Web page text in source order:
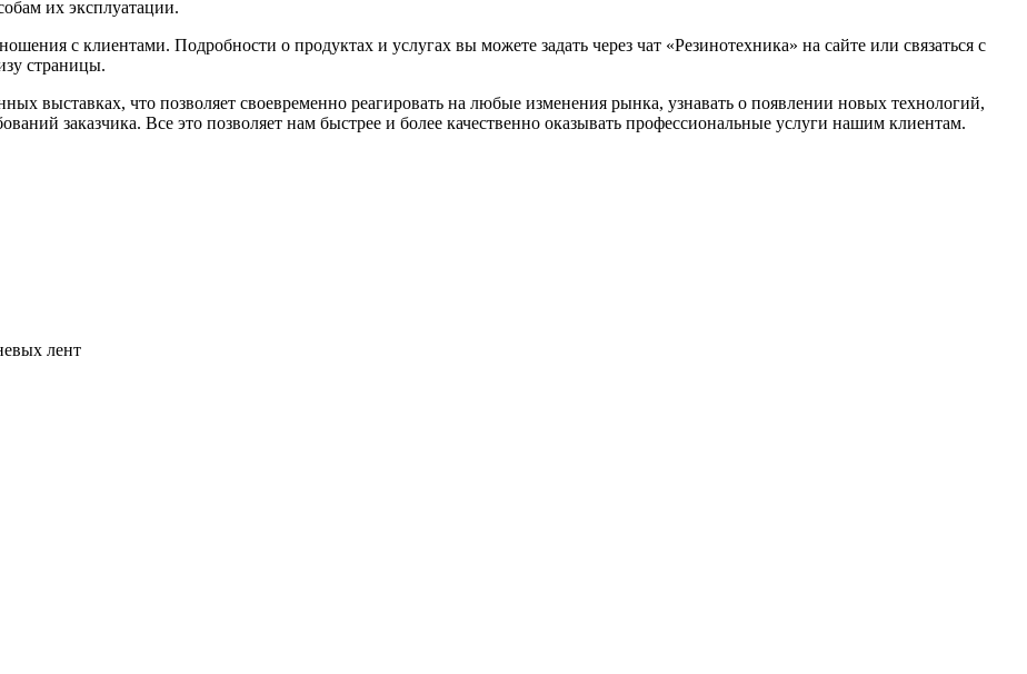
их эксплуатации.
с клиентами. Подробности о продуктах и услугах вы можете задать через чат «Резинотехника» на сайте или связаться с
страницы.
выставках, что позволяет своевременно реагировать на любые изменения рынка, узнавать о появлении новых технологий,
заказчика. Все это позволяет нам быстрее и более качественно оказывать профессиональные услуги нашим клиентам.
лент